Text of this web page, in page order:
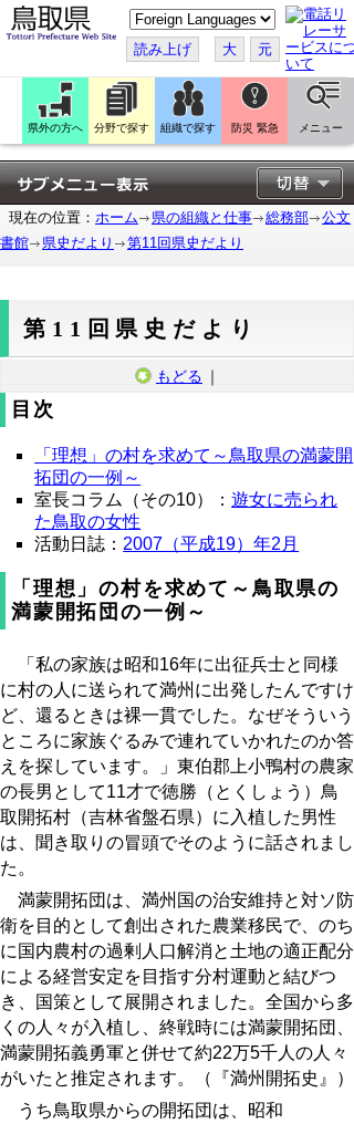
こ
の
ペ
ー
ジ
翻
訳
す
る
読み上げ 大 元
県外の方へ 分野で探す 組織で探す 防災 緊急 メニュー
現在の位置： ホーム 県の組織と仕事 総務部
公文
書館
県史だより 第11回県史だより
第11回県史だより
もどる ｜
目次
「理想」の村を求めて～鳥取県の満蒙開
拓団の一例～
室長コラム（その10）：遊女に売られ
た鳥取の女性
活動日誌： 2007（平成19）年2月
「理想」の村を求めて～鳥取県の
満蒙開拓団の一例～
「私の家族は昭和16年に出征兵士と同様
に村の人に送られて満州に出発したんですけ
ど、還るときは裸一貫でした。なぜそういう
ところに家族ぐるみで連れていかれたのか答
えを探しています。」東伯郡上小鴨村の農家
の長男として11才で徳勝（とくしょう）鳥
取開拓村（吉林省盤石県）に入植した男性
は、聞き取りの冒頭でそのように話されまし
た。
満蒙開拓団は、満州国の治安維持と対ソ防
衛を目的として創出された農業移民で、のち
に国内農村の過剰人口解消と土地の適正配分
による経営安定を目指す分村運動と結びつ
き、国策として展開されました。全国から多
くの人々が入植し、終戦時には満蒙開拓団、
満蒙開拓義勇軍と併せて約22万5千人の人々
がいたと推定されます。（『満州開拓史』）
うち鳥取県からの開拓団は、昭和